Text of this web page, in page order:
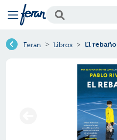
Feran Libros El rebaño